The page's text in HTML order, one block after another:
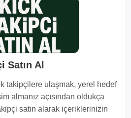
Satın Al
takipçilere ulaşmak, yerel hedef
almanız açısından oldukça
satın alarak içeriklerinizin